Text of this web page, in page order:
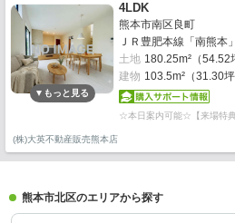
4LDK
熊本市南区良町
ＪＲ豊肥本線「南熊本
土地 180.25m²（54.52
建物 103.5m²（31.30坪
☆本日案内可能☆【来場特
(株)大英不動産販売熊本店
熊本市北区のエリアから探す